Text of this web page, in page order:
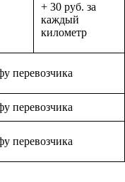
+ 30 руб. за
каждый
километр
перевозчика
перевозчика
перевозчика